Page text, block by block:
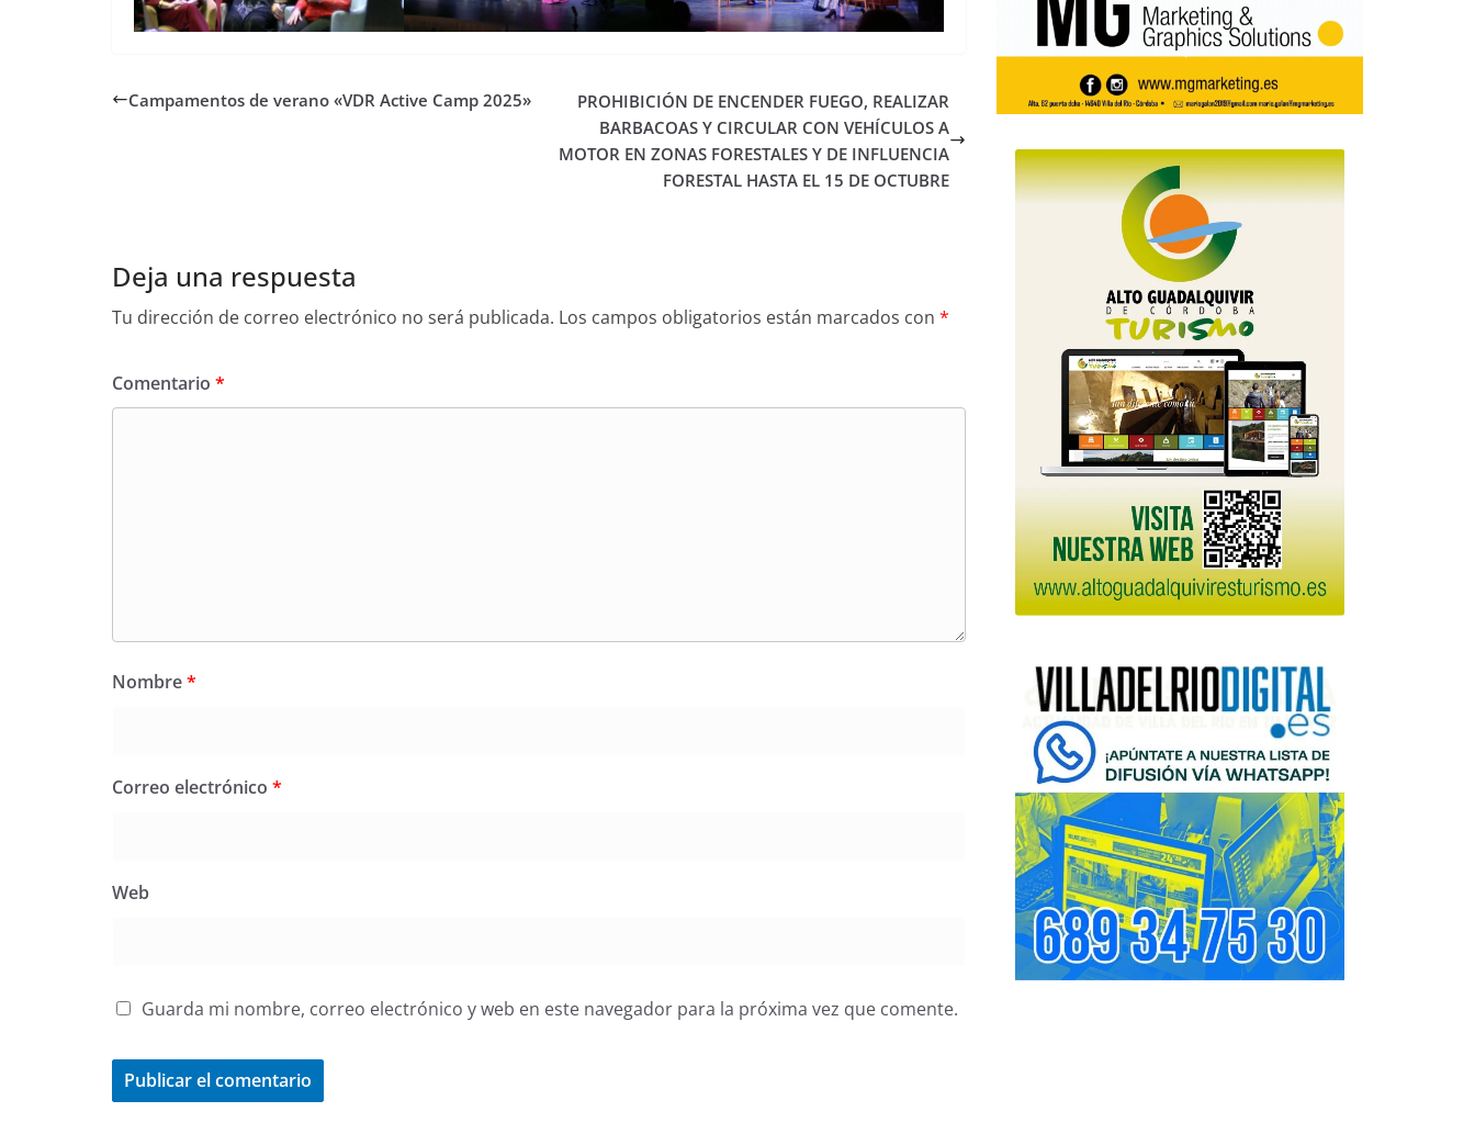
Campamentos de verano «VDR Active Camp 2025»
PROHIBICIÓN DE ENCENDER FUEGO, REALIZAR
BARBACOAS Y CIRCULAR CON VEHÍCULOS A
MOTOR EN ZONAS FORESTALES Y DE INFLUENCIA
FORESTAL HASTA EL 15 DE OCTUBRE
Deja una respuesta
Tu dirección de correo electrónico no será publicada. Los campos obligatorios están marcados con *
Comentario *
Nombre*
Correo electrónico *
Web
Guarda mi nombre, correo electrónico y web en este navegador para la próxima vez que comente.